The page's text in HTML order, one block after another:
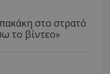
στο στρατό
το βίντεο»